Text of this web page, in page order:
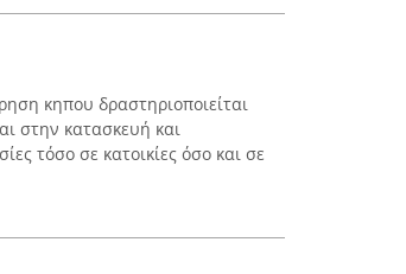
κηπου δραστηριοποιείται
στην κατασκευή και
τόσο σε κατοικίες όσο και σε